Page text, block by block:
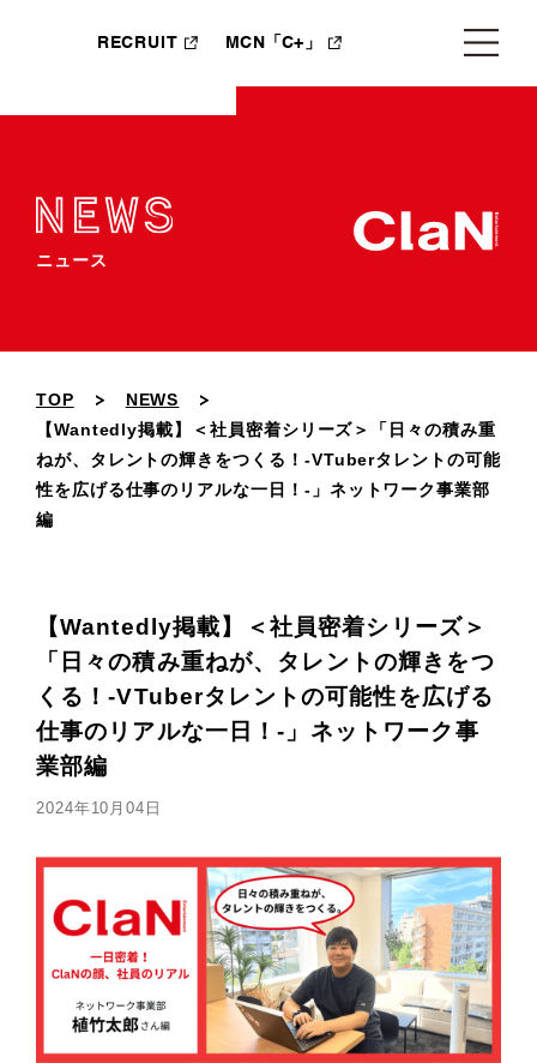
RECRUIT MCN「C+」
ニュース
TOP
NEWS
【Wantedly掲載】＜社員密着シリーズ＞「日々の積み重
ねが、タレントの輝きをつくる！-VTuberタレントの可能
性を広げる仕事のリアルな一日！-」ネットワーク事業部
編
【Wantedly掲載】＜社員密着シリーズ＞
「日々の積み重ねが、タレントの輝きをつ
くる！-VTuberタレントの可能性を広げる
仕事のリアルな一日！-」ネットワーク事
業部編
2024年10月04日